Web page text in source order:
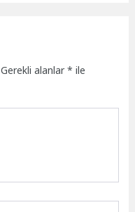
Gerekli alanlar* ile